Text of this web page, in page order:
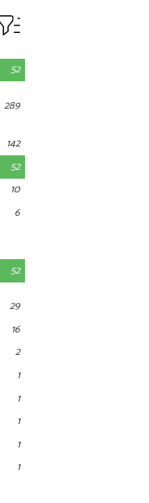
52
289
142
52
10
6
52
29
16
2
1
1
1
1
1